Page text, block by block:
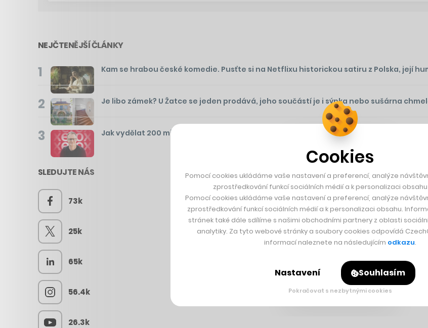
NEJČTENĚJŠÍ ČLÁNKY
1 Kam se hrabou české komedie. Pusťte si na Netflixu historickou satiru z Polska, její
2 Je libo zámek? U Žatce se jeden prodává, jeho součástí je i sýpka nebo sušárna
3 Jak vydělat 200 milionů za pár měsíců? Mladý investor to zvládl s akciemi Xeroxu, ale
SLEDUJTE NÁS
73k
25k
65k
56.4k
26.3k
Cookies
Pomocí cookies ukládáme vaše nastavení a preferencí, analýze
zprostředkování funkcí sociálních médií a k personalizaci
Pomocí cookies ukládáme vaše nastavení a preferencí, analýze
zprostředkování funkcí sociálních médií a k personalizaci obsahu.
stránek také dále sdílíme s našimi obchodními partnery z oblasti
analytiky. Za tyto webové stránky a soubory cookies odpovídá
informací naleznete na následujícím odkazu.
Nastavení Souhlasím
Pokračovat s nezbytnými cookies